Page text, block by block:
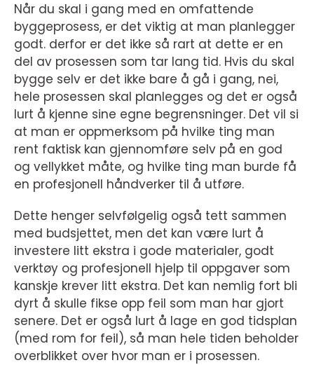
Når du skal i gang med en omfattende
byggeprosess, er det viktig at man planlegger
godt. derfor er det ikke så rart at dette er en
del av prosessen som tar lang tid. Hvis du skal
bygge selv er det ikke bare å gå i gang, nei,
hele prosessen skal planlegges og det er også
lurt å kjenne sine egne begrensninger. Det vil si
at man er oppmerksom på hvilke ting man
rent faktisk kan gjennomføre selv på en god
og vellykket måte, og hvilke ting man burde få
en profesjonell håndverker til å utføre.
Dette henger selvfølgelig også tett sammen
med budsjettet, men det kan være lurt å
investere litt ekstra i gode materialer, godt
verktøy og profesjonell hjelp til oppgaver som
kanskje krever litt ekstra. Det kan nemlig fort bli
dyrt å skulle fikse opp feil som man har gjort
senere. Det er også lurt å lage en god tidsplan
(med rom for feil), så man hele tiden beholder
overblikket over hvor man er i prosessen.